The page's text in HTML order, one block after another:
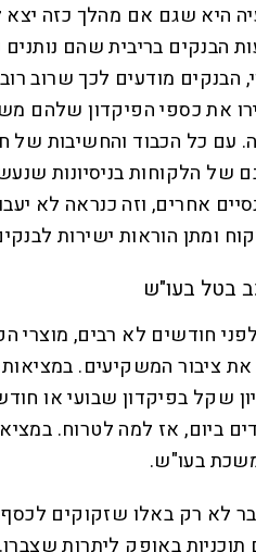
היא שגם אם מהלך כזה
הבנקים בריבית שהם
הבנקים מודעים לכך שרוב
את כספי הפיקדון שלהם
עם כל הכבוד והחשיבות
של הלקוחות בניסיונות
אחרים, וזה כנראה לא
ומתן הוראות ישירות
בטל בעו"ש
חודשים לא רבים, מוצרי
את ציבור המשקיעים.
שקל בפיקדון שבועי או
ביום, אז למה לטרוח.
בעו"ש.
לא רק באלו שזקוקים